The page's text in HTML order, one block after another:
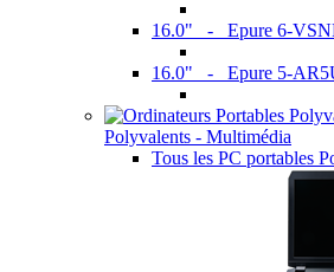
16.0" - Epure 6-
16.0" - Epure 5-
Polyvalents - Multimédia
Tous les PC portables